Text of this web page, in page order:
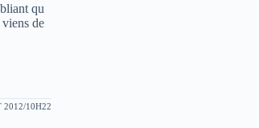
qu
viens de
2012/10H22